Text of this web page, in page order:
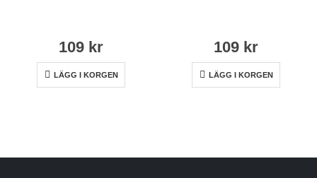
109 kr
LÄGG I KORGEN
109 kr
LÄGG I KORGEN